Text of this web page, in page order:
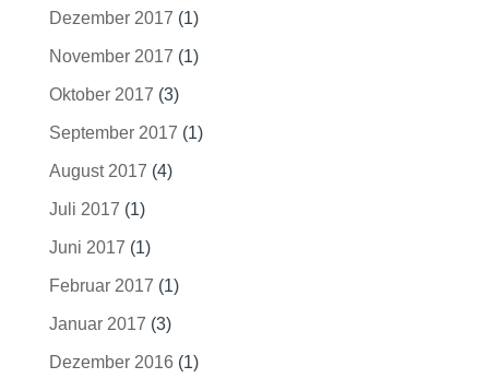
Dezember 2017 (1)
November 2017 (1)
Oktober 2017 (3)
September 2017 (1)
August 2017 (4)
Juli 2017 (1)
Juni 2017 (1)
Februar 2017 (1)
Januar 2017 (3)
Dezember 2016 (1)